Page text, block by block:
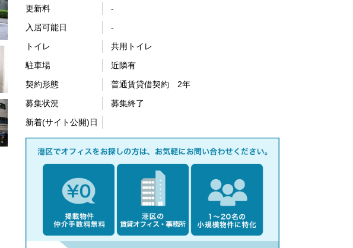
更新料
-
入居可能日
-
トイレ
共用トイレ
駐車場
近隣有
契約形態
普通賃貸借契約 2年
募集状況
募集終了
新着(サイト公開)日